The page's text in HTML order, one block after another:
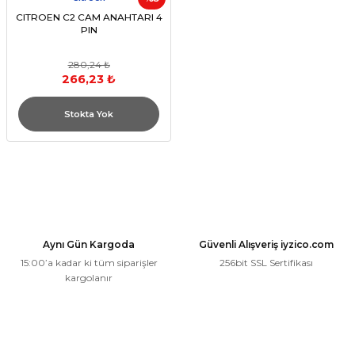
CITROEN C2 CAM ANAHTARI 4
PIN
280,24 ₺
266,23 ₺
Stokta Yok
Aynı Gün Kargoda
15:00’a kadar ki tüm siparişler
kargolanır
Güvenli Alışveriş iyzico.com
256bit SSL Sertifikası